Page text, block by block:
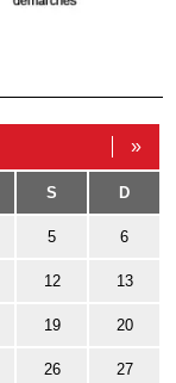
»
S D
5 6
12 13
19 20
26 27